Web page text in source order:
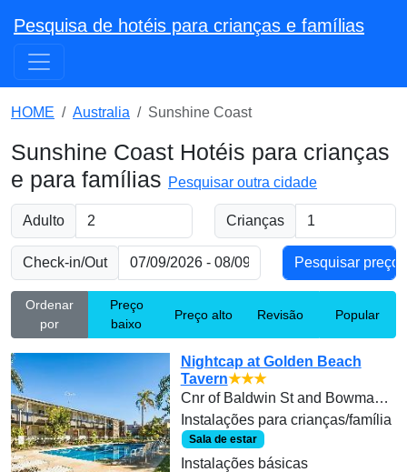
Pesquisa de hotéis para crianças e famílias
HOME Australia Sunshine Coast
Sunshine Coast Hotéis para crianças
e para famílias Pesquisar outra cidade
Adulto Crianças
Check-in/Out
Ordenar
por
Preço
baixo
Preço alto Revisão Popular
Nightcap at Golden Beach
Tavern★★★
Cnr of Baldwin St and Bowman Road,
Instalações para crianças/família
Sala de estar
Instalações básicas